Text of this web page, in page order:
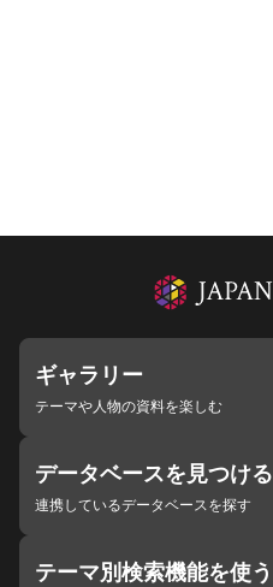
ギャラリー
テーマや人物の資料を楽しむ
データベースを見つける
連携しているデータベースを探す
テーマ別検索機能を使う